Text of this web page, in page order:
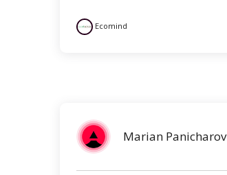
Ecomind
Marian Panicharov